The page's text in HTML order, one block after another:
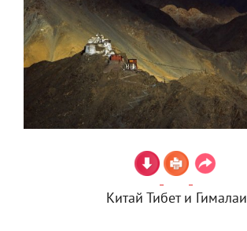
Китай Тибет и Гималаи